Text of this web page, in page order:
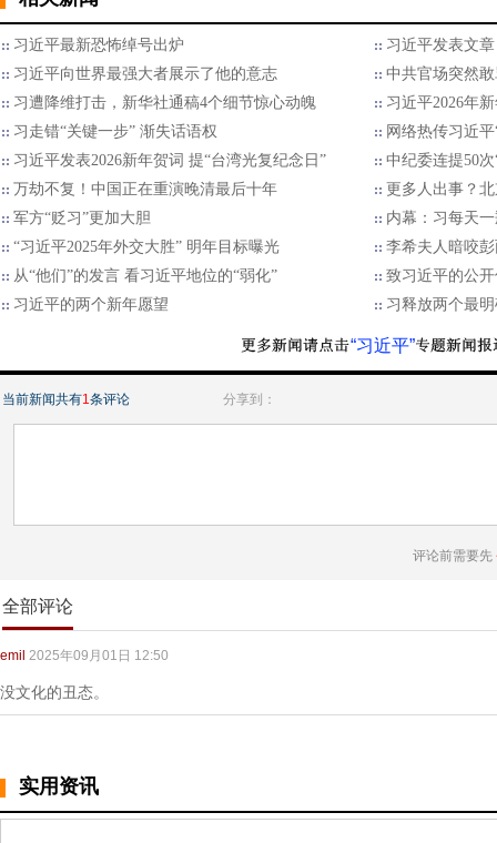
习近平最新恐怖绰号出炉
习近平发表文章
习近平向世界最强大者展示了他的意志
中共官场突然
习遭降维打击，新华社通稿4个细节惊心动魄
习近平2026年
习走错“关键一步” 渐失话语权
网络热传习近
习近平发表2026新年贺词 提“台湾光复纪念日”
中纪委连提50
万劫不复！中国正在重演晚清最后十年
更多人出事？
军方“贬习”更加大胆
内幕：习每天
“习近平2025年外交大胜” 明年目标曝光
李希夫人暗咬
从“他们”的发言 看习近平地位的“弱化”
致习近平的公
习近平的两个新年愿望
习释放两个最
“习近平”
当前新闻共有1条评论 分享到：
评论前需要先
全部评论
emil 2025年09月01日 12:50
没文化的丑态。
实用资讯